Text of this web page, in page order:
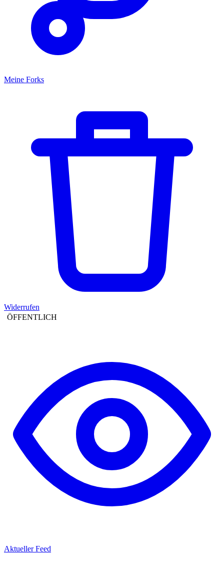
Meine Forks
Widerrufen
ÖFFENTLICH
Aktueller Feed